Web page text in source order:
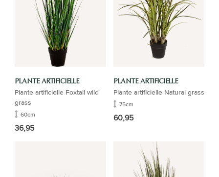
PLANTE ARTIFICIELLE
Plante artificielle Foxtail wild
grass
60cm
36,95
PLANTE ARTIFICIELLE
Plante artificielle Natural grass
75cm
60,95